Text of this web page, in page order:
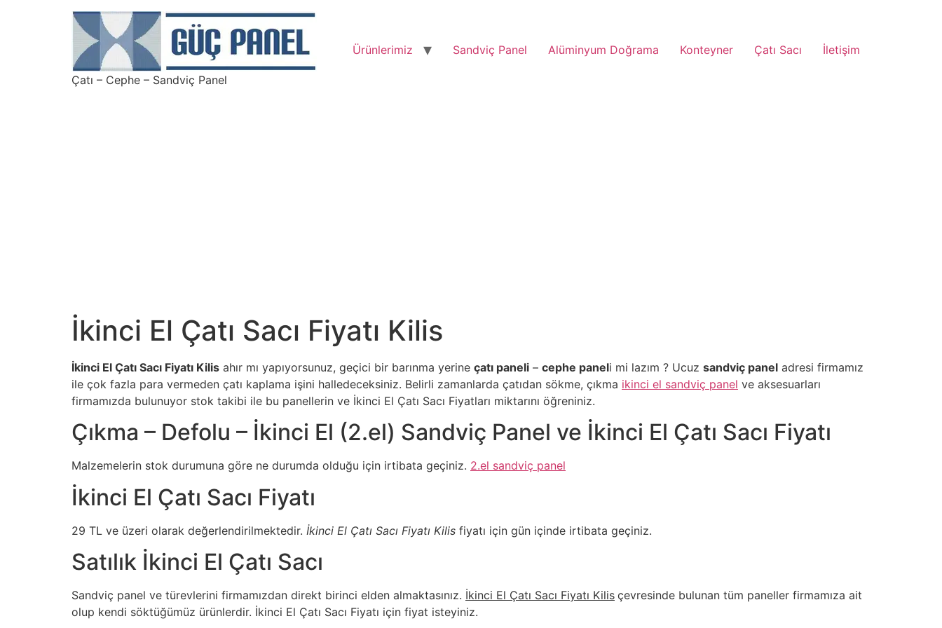
Çatı – Cephe – Sandviç Panel
Ürünlerimiz Sandviç Panel Alüminyum Doğrama Konteyner Çatı Sacı İletişim
İkinci El Çatı Sacı Fiyatı Kilis
İkinci El Çatı Sacı Fiyatı Kilis ahır mı yapıyorsunuz, geçici bir barınma yerine çatı paneli – cephe paneli mi lazım ? Ucuz sandviç panel adresi firmamız
ile çok fazla para vermeden çatı kaplama işini halledeceksiniz. Belirli zamanlarda çatıdan sökme, çıkma ikinci el sandviç panel ve aksesuarları
firmamızda bulunuyor stok takibi ile bu panellerin ve İkinci El Çatı Sacı Fiyatları miktarını öğreniniz.
Çıkma – Defolu – İkinci El (2.el) Sandviç Panel ve İkinci El Çatı Sacı Fiyatı
Malzemelerin stok durumuna göre ne durumda olduğu için irtibata geçiniz. 2.el sandviç panel
İkinci El Çatı Sacı Fiyatı
29 TL ve üzeri olarak değerlendirilmektedir. İkinci El Çatı Sacı Fiyatı Kilis fiyatı için gün içinde irtibata geçiniz.
Satılık İkinci El Çatı Sacı
Sandviç panel ve türevlerini firmamızdan direkt birinci elden almaktasınız. İkinci El Çatı Sacı Fiyatı Kilis çevresinde bulunan tüm paneller firmamıza ait
olup kendi söktüğümüz ürünlerdir. İkinci El Çatı Sacı Fiyatı için fiyat isteyiniz.